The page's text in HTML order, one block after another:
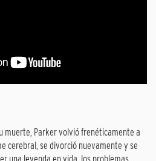
muerte, Parker volvió frenéticamente a
cerebral, se divorció nuevamente y se
una leyenda en vida, los problemas